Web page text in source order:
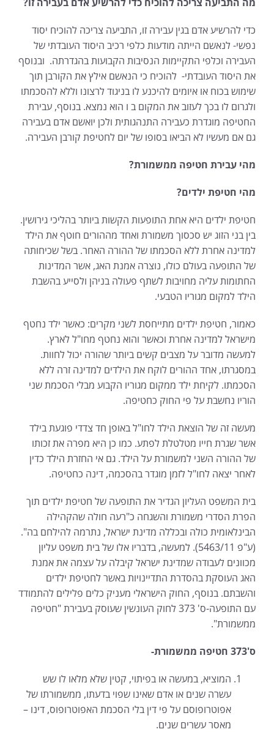
כדי להרשיע אדם בגין עבירה זו, התביעה צריכה להוכיח יסוד
נפשי- לנאשם הייתה מודעות כלפי רכיב היסוד העובדתי של
העבירה וכלפי התקיימות הנסיבות הקבועות בהגדרתה. ובנוסף
את היסוד העובדתי- להוכיח כי הנאשם אילץ את הקורבן תוך
שימוש בכוח או איומים להיכנע לו בניגוד לרצונו וללא להסכמתו
ולגרום לו בכך לעזוב את המקום ב ו הוא נמצא. בנוסף, עבירת
החטיפה מוגדרת כעבירה התנהגותית ולכן יואשם אדם בעבירה
גם אם מעשיו לא הביאו בסופו של יום לחטיפת קורבן העבירה.
מהי עבירת חטיפה ממשמורת?
מהי חטיפת ילדים?
חטיפת ילדים היא אחת התופעות הקשות ביותר בהליכי גירושין.
בין בני הזוג יש סכסוך משמורת ואחד מההורים חוטף את הילד
למדינה אחרת ללא הסכמתו של ההורה האחר. בשל שכיחותה
של התופעה בעולם כולו, נוצרה אמנת האג, אשר המדינות
החתומות עליה מחויבות לשתף פעולה בניהן ולסייע בהשבת
הילד למקום מגוריו הטבעי.
כאמור, חטיפת ילדים מתייחסת לשני מקרים: כאשר ילד נחטף
מישראל למדינה אחרת וכאשר והוא נחטף מחו"ל לארץ.
למעשה מדובר על מצבים קשים ביותר שהורה יכול לחוות.
במסגרתו, אחד ההורים לוקח את הילדים למדינה זרה ללא
הסכמתו. לקיחת ילד ממקום מגוריו הקבוע מבלי הסכמת שני
הוריו נחשבת על פי החוק כחטיפה.
מעשה זה של הוצאת הילד לחו"ל באופן חד צדדי פוגעת בילד
אשר שגרת חייו מטלטלת לפתע. כמו כן היא מפרה את זכותו
של ההורה השני למשמורת על הילד. גם אי החזרת הילד כדין
לאחר יצאה לחו"ל לזמן מוגדר בהסכמה, דינה כחטיפה.
בית המשפט העליון הגדיר את התופעה של חטיפת ילדים תוך
הפרת הסדרי משמורת והשגחה כ"רעה חולה שהקהילה
הבינלאומית כולה ובכללה מדינת ישראל, נתרמה להילחם בה".
(ע"פ 5463/11). למעשה, בדבריו אלו של בית משפט עליון
מכוונים לעבודה שמדינת ישראל קיבלה על עצמה את אמנת
האג העוסקת בהסדרת התדיינויות באשר לחטיפת ילדים
והשבתם. בנוסף, החוק הישראלי מעניק כלים פלילים להתמודד
עם התופעה-ס' 373 לחוק העונשין שעוסק בעבירת "חטיפה
ממשמורת".
ס'373 חטיפה ממשמורת-
המוציא, במעשה או בפיתוי, קטין שלא מלאו לו שש
עשרה שנים או אדם שאינו שפוי בדעתו, ממשמורתו של
אפוטרופוסם על פי דין בלי הסכמת האפוטרופוס, דינו –
מאסר עשרים שנים.